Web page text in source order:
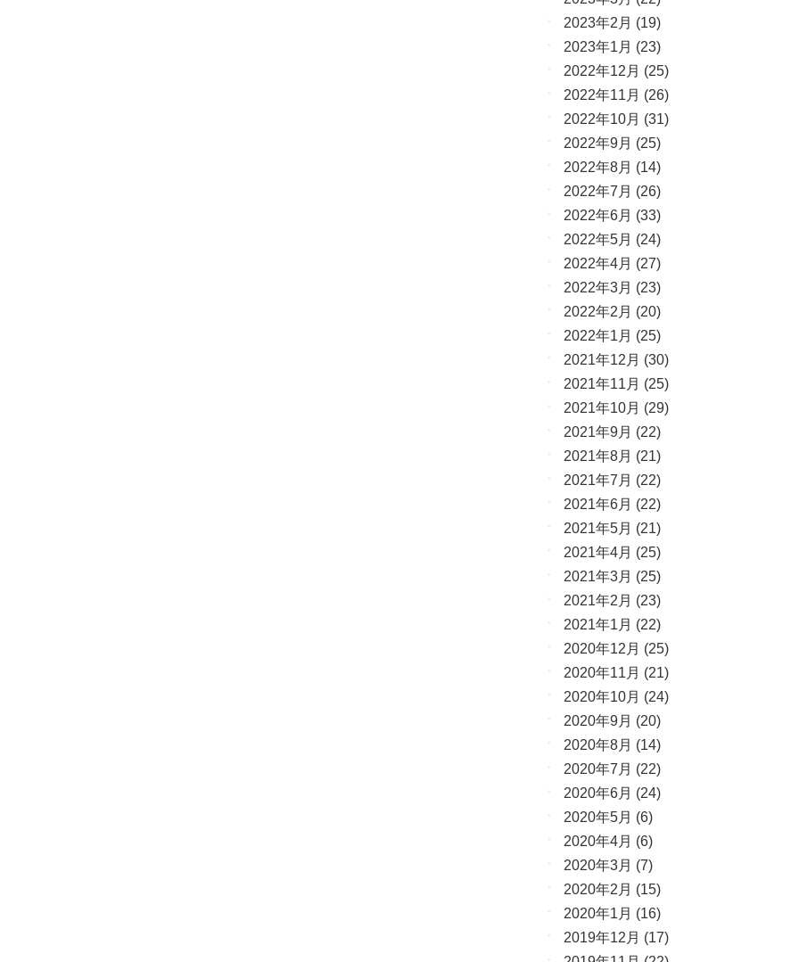
2023年2月 (19)
2023年1月 (23)
2022年12月 (25)
2022年11月 (26)
2022年10月 (31)
2022年9月 (25)
2022年8月 (14)
2022年7月 (26)
2022年6月 (33)
2022年5月 (24)
2022年4月 (27)
2022年3月 (23)
2022年2月 (20)
2022年1月 (25)
2021年12月 (30)
2021年11月 (25)
2021年10月 (29)
2021年9月 (22)
2021年8月 (21)
2021年7月 (22)
2021年6月 (22)
2021年5月 (21)
2021年4月 (25)
2021年3月 (25)
2021年2月 (23)
2021年1月 (22)
2020年12月 (25)
2020年11月 (21)
2020年10月 (24)
2020年9月 (20)
2020年8月 (14)
2020年7月 (22)
2020年6月 (24)
2020年5月 (6)
2020年4月 (6)
2020年3月 (7)
2020年2月 (15)
2020年1月 (16)
2019年12月 (17)